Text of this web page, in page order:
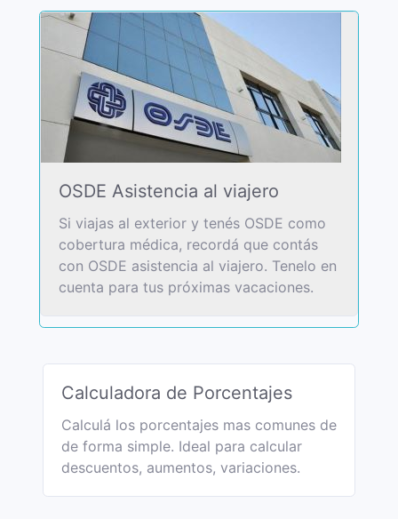
OSDE Asistencia al viajero
Si viajas al exterior y tenés OSDE como
cobertura médica, recordá que contás
con OSDE asistencia al viajero. Tenelo en
cuenta para tus próximas vacaciones.
Calculadora de Porcentajes
Calculá los porcentajes mas comunes de
de forma simple. Ideal para calcular
descuentos, aumentos, variaciones.